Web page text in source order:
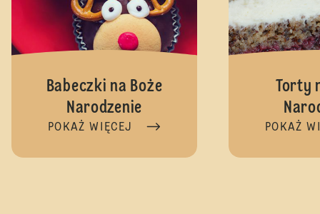
Babeczki na Boże
Narodzenie
POKAŻ WIĘCEJ
Torty
POKAŻ